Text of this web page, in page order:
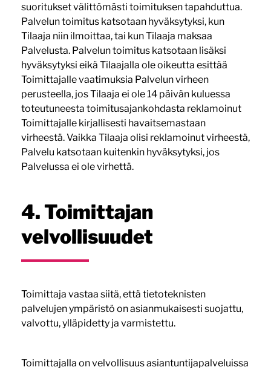
suoritukset välittömästi toimituksen tapahduttua.
Palvelun toimitus katsotaan hyväksytyksi, kun
Tilaaja niin ilmoittaa, tai kun Tilaaja maksaa
Palvelusta. Palvelun toimitus katsotaan lisäksi
hyväksytyksi eikä Tilaajalla ole oikeutta esittää
Toimittajalle vaatimuksia Palvelun virheen
perusteella, jos Tilaaja ei ole 14 päivän kuluessa
toteutuneesta toimitusajankohdasta reklamoinut
Toimittajalle kirjallisesti havaitsemastaan
virheestä. Vaikka Tilaaja olisi reklamoinut virheestä,
Palvelu katsotaan kuitenkin hyväksytyksi, jos
Palvelussa ei ole virhettä.
4. Toimittajan
velvollisuudet
Toimittaja vastaa siitä, että tietoteknisten
palvelujen ympäristö on asianmukaisesti suojattu,
valvottu, ylläpidetty ja varmistettu.
Toimittajalla on velvollisuus asiantuntijapalveluissa